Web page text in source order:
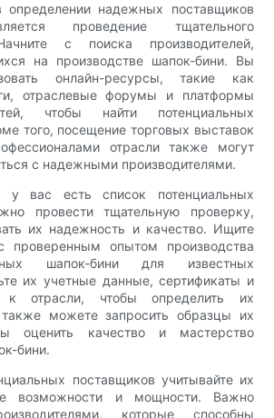
надежных поставщиков
проведение тщательного
с поиска производителей,
на производстве шапок-бини. Вы
онлайн-ресурсы, такие как
отраслевые форумы и платформы
чтобы найти потенциальных
того, посещение торговых выставок
отрасли также могут
с надежными производителями.
у вас есть список потенциальных
провести тщательную проверку,
их надежность и качество. Ищите
проверенным опытом производства
шапок-бини для известных
их учетные данные, сертификаты и
к отрасли, чтобы определить их
можете запросить образцы их
оценить качество и мастерство
бини.
поставщиков учитывайте их
возможности и мощности. Важно
которые способны